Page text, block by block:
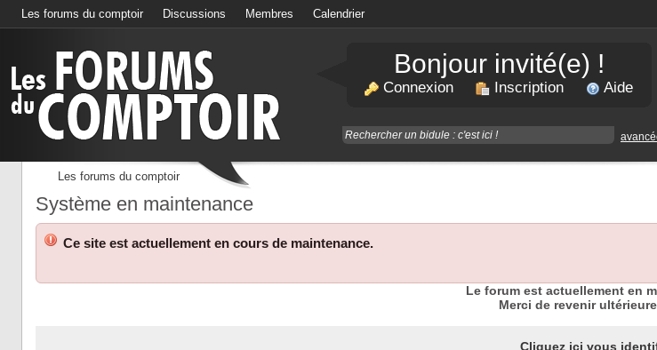
Les forums du comptoir Discussions Membres Calendrier
Bonjour invité(e) !
Connexion Inscription Aide
Les forums du comptoir
Système en maintenance
Ce site est actuellement en cours de maintenance.
Le forum est actuellement en
Merci de revenir
Cliquez ici vous